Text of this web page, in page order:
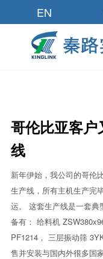
EN
哥伦比亚客
线
新年伊始，我公司的哥伦
生产线，所有主机生产完
运。 这套生产线是一套典
备有： 给料机
PF1214， 三层振动筛
售并安装与国内外很多国